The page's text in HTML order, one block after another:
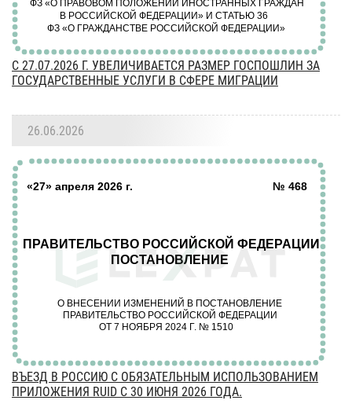
C 27.07.2026 Г. УВЕЛИЧИВАЕТСЯ РАЗМЕР ГОСПОШЛИН ЗА
ГОСУДАРСТВЕННЫЕ УСЛУГИ В СФЕРЕ МИГРАЦИИ
26.06.2026
ВЪЕЗД В РОССИЮ С ОБЯЗАТЕЛЬНЫМ ИСПОЛЬЗОВАНИЕМ
ПРИЛОЖЕНИЯ RUID С 30 ИЮНЯ 2026 ГОДА.